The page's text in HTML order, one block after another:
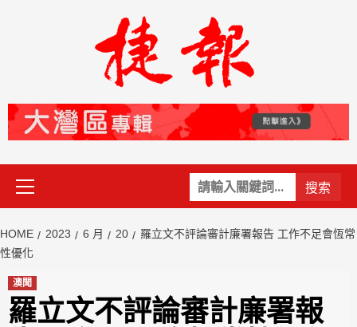
關
鍵
Primary
Menu
HOME 2023 6 月 20
羅立文不評論審計廉署報告 工作不足會恆常
性優化
澳聞
羅立文不評論審計廉署報